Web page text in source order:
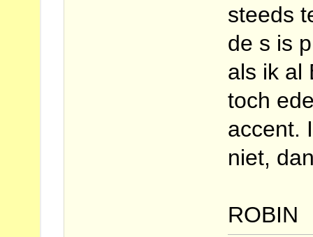
steeds
de s is
als ik al
toch
accent.
niet,
ROBIN